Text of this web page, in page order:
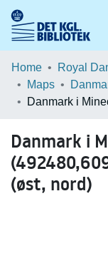
Communities &
Browse LOAR
Home Royal
Maps
Danmark i
(øst, nord)